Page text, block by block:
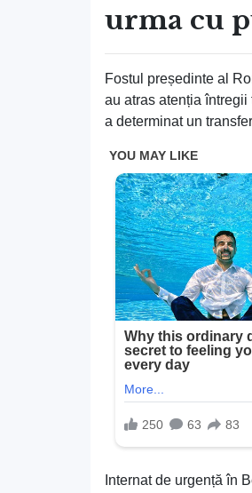
urma cu
Fostul președinte al
au atras atenția
a determinat un
Internat de urgență în